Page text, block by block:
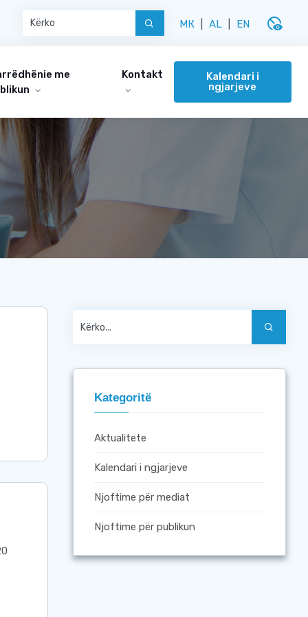
МК AL EN disabled_visible
me
Kontakt
Kalendari i
ngjarjeve
Kategoritë
Aktualitete
Kalendari i ngjarjeve
Njoftime për mediat
Njoftime për publikun